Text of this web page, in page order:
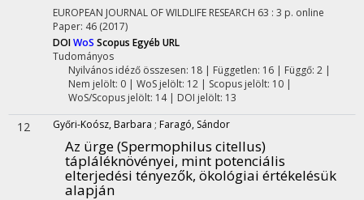
EUROPEAN JOURNAL OF WILDLIFE RESEARCH 63 : 3 p. online
Paper: 46 (2017)
DOIWoS Scopus Egyéb URL
Tudományos
Nyilvános idéző összesen: 18| Független: 16 | Függő: 2 |
Nem jelölt: 0 | WoS jelölt: 12 | Scopus jelölt: 10 |
WoS/Scopus jelölt: 14 | DOI jelölt: 13
12 Győri-Koósz, Barbara ; Faragó, Sándor
Az ürge (Spermophilus citellus)
tápláléknövényei, mint potenciális
elterjedési tényezők, ökológiai értékelésük
alapján